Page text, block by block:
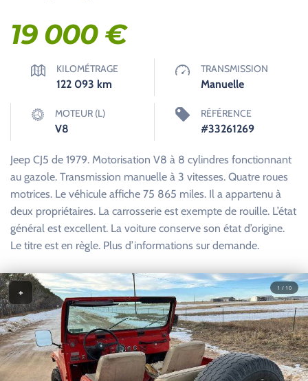
19 000€
KILOMÉTRAGE
122 093 km
TRANSMISSION
Manuelle
MOTEUR (L)
V8
RÉFÉRENCE
#33261269
Jeep CJ5 de 1979. Motorisation V8 à 8 cylindres fonctionnant
au gazole. Transmission manuelle à 3 vitesses. Quatre roues
motrices. Le véhicule affiche 75 865 miles. Il a appartenu à
deux propriétaires. La carrosserie est exempte de rouille. L’état
général est excellent. La voiture conserve son état d’origine.
Le titre est en règle. Plus d’informations sur demande.
1 / 10
+